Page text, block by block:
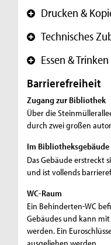
+ Drucken &
+ Technisches
+ Essen & Trinken
Barrierefreiheit
Zugang zur Bibliothek
Über die
durch zwei großen
Im Bibliotheksgebäude
Das Gebäude erstreckt
und ist vollends
WC-Raum
Ein Behinderten-WC
Gebäudes und kann
werden. Ein